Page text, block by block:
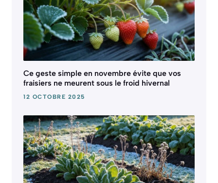
Ce geste simple en novembre évite que vos
fraisiers ne meurent sous le froid hivernal
12 OCTOBRE 2025